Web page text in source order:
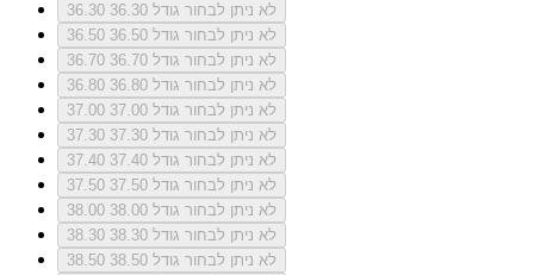
36.30
לא ניתן לבחור גודל 36.30
36.50
לא ניתן לבחור גודל 36.50
36.70
לא ניתן לבחור גודל 36.70
36.80
לא ניתן לבחור גודל 36.80
37.00
לא ניתן לבחור גודל 37.00
37.30
לא ניתן לבחור גודל 37.30
37.40
לא ניתן לבחור גודל 37.40
37.50
לא ניתן לבחור גודל 37.50
38.00
לא ניתן לבחור גודל 38.00
38.30
לא ניתן לבחור גודל 38.30
38.50
לא ניתן לבחור גודל 38.50